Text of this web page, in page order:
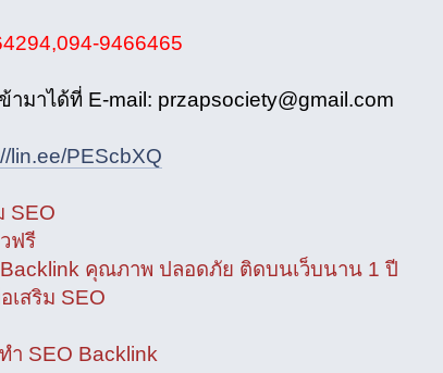
9466465
มาได้ที่ E-mail: przapsociety@gmail.com
lin.ee/PEScbXQ
SEO
ฟรี
Backlink คุณภาพ ปลอดภัย ติดบนเว็บนาน 1 ปี
เสริม SEO
ำ SEO Backlink